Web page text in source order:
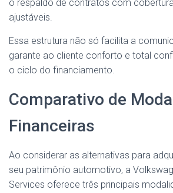
o respaldo de contratos com
ajustáveis.
Essa estrutura não só facilita a
garante ao cliente conforto e total
o ciclo do financiamento.
Comparativo de
Financeiras
Ao considerar as alternativas para
seu patrimônio automotivo, a
Services oferece três principais